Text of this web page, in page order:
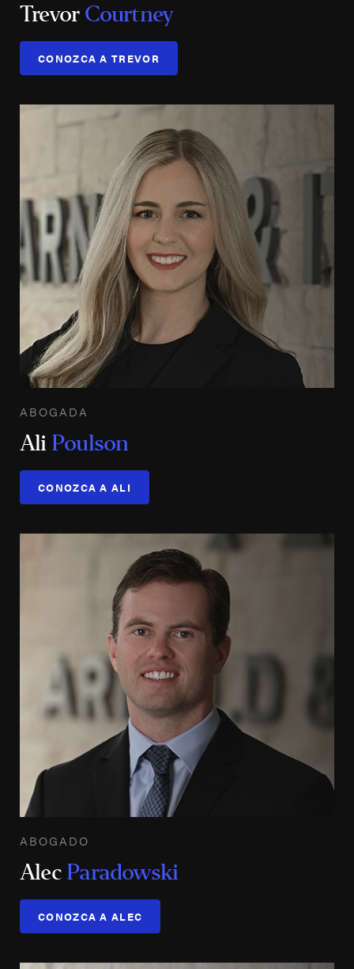
Trevor Courtney
CONOZCA A TREVOR
ABOGADA
Ali Poulson
CONOZCA A ALI
ABOGADO
Alec Paradowski
CONOZCA A ALEC